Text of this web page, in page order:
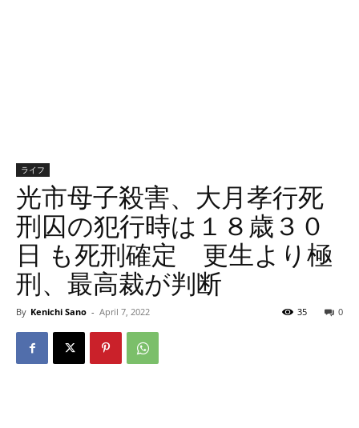
ライフ
光市母子殺害、大月孝行死
刑囚の犯行時は１８歳３０
日 も死刑確定 更生より極
刑、最高裁が判断
By Kenichi Sano - April 7, 2022 0
35